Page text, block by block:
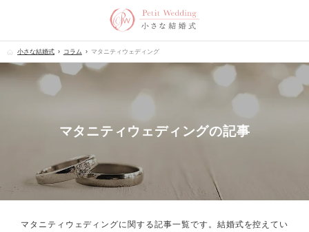
小さな結婚式 コラム マタニティウェディング
マタニティウェディングの記事
マタニティウェディングに関する記事一覧です。 結婚式を控えてい